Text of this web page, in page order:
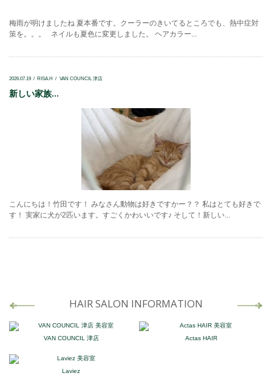
梅雨が明けましたね 夏本番です。クーラーのきいてるところでも、熱中症対
策を。。。 ネイルも夏色に変更しました。 ヘアカラー...
2026.07.19 RISA.H VAN COUNCIL 津店
新しい家族...
こんにちは！竹田です！ みなさん動物は好きですかー？？ 私はとても好きで
す！ 実家に犬が2匹います。すごくかわいいです♪ そして！新しい...
HAIR SALON INFORMATION
VAN COUNCIL 津店 Actas HAIR
Laviez